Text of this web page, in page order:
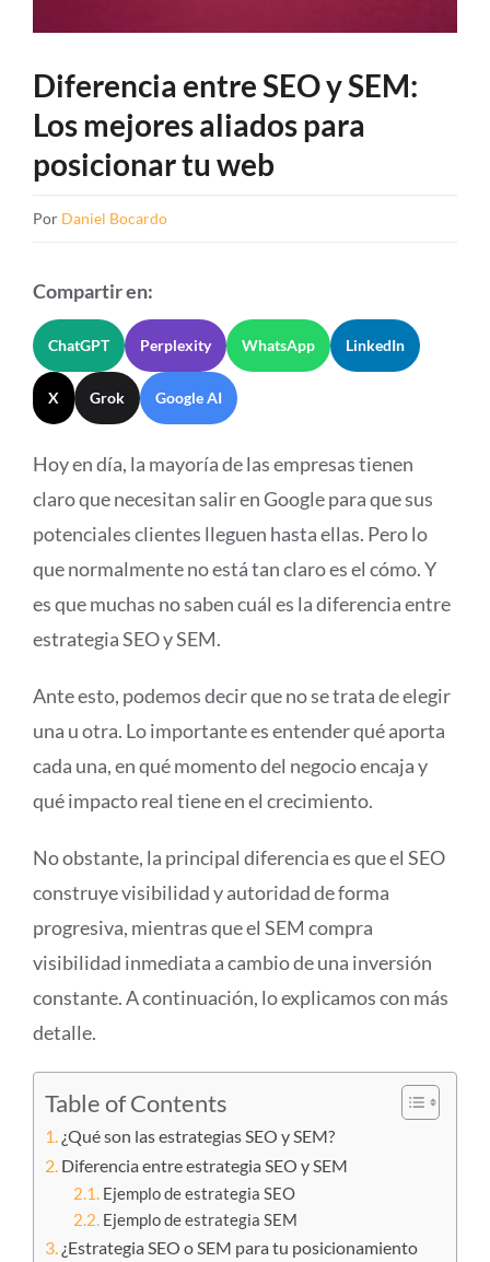
Diferencia entre SEO y SEM:
Los mejores aliados para
posicionar tu web
Por Daniel Bocardo
Compartir en:
ChatGPT Perplexity WhatsApp LinkedIn
X Grok Google AI
Hoy en día, la mayoría de las empresas tienen
claro que necesitan salir en Google para que sus
potenciales clientes lleguen hasta ellas. Pero lo
que normalmente no está tan claro es el cómo. Y
es que muchas no saben cuál es la diferencia entre
estrategia SEO y SEM.
Ante esto, podemos decir que no se trata de elegir
una u otra. Lo importante es entender qué aporta
cada una, en qué momento del negocio encaja y
qué impacto real tiene en el crecimiento.
No obstante, la principal diferencia es que el SEO
construye visibilidad y autoridad de forma
progresiva, mientras que el SEM compra
visibilidad inmediata a cambio de una inversión
constante. A continuación, lo explicamos con más
detalle.
Table of Contents
¿Qué son las estrategias SEO y SEM?
Diferencia entre estrategia SEO y SEM
Ejemplo de estrategia SEO
Ejemplo de estrategia SEM
¿Estrategia SEO o SEM para tu posicionamiento